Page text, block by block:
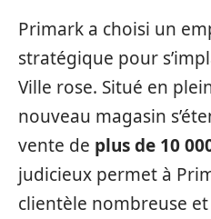
Primark a choisi un
stratégique pour
Ville rose. Situé en
nouveau magasin
vente de plus de 10
judicieux permet à
clientèle nombreuse